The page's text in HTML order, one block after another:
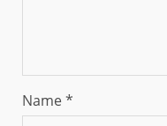
Name*